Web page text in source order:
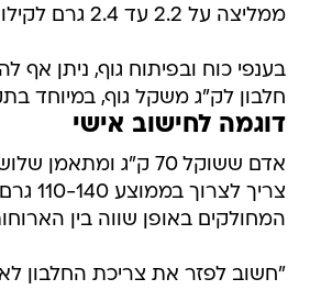
ממליצה על 2.2 עד 2.4 גרם לקילוגרם.
חלבון לק"ג משקל גוף, במיוחד
דוגמה לחישוב אישי
אדם ששוקל 70 ק"ג
צריך
המחולקים באופן שווה בין
"חשוב לפזר את צריכת החלבון